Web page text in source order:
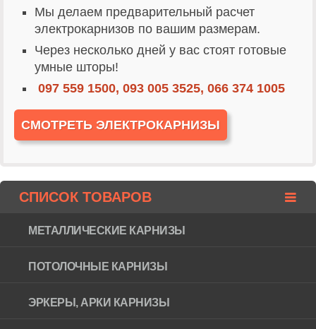
Мы делаем предварительный расчет
электрокарнизов по вашим размерам.
Через несколько дней у вас стоят готовые
умные шторы!
097 559 1500, 093 005 3525, 066 374 1005
СМОТРЕТЬ ЭЛЕКТРОКАРНИЗЫ
СПИСОК ТОВАРОВ
МЕТАЛЛИЧЕСКИЕ КАРНИЗЫ
ПОТОЛОЧНЫЕ КАРНИЗЫ
ЭРКЕРЫ, АРКИ КАРНИЗЫ